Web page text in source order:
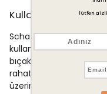
Kullanim Alanlari
Schafer Home Alessa
kullanımına yönelik
bıçak takımı gibi
rahatlıkla kullanılabilir.
üzerinde dökülen